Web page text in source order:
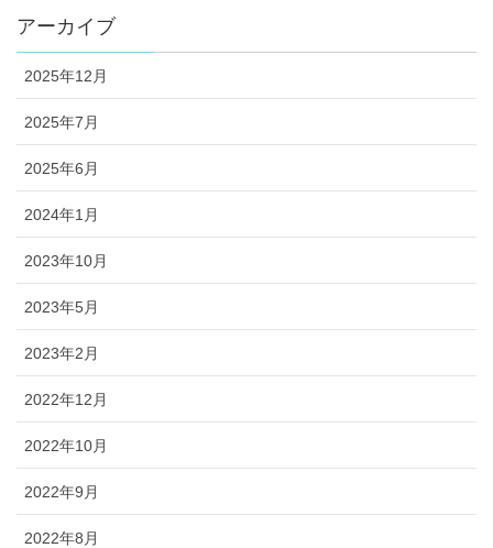
アーカイブ
2025年12月
2025年7月
2025年6月
2024年1月
2023年10月
2023年5月
2023年2月
2022年12月
2022年10月
2022年9月
2022年8月